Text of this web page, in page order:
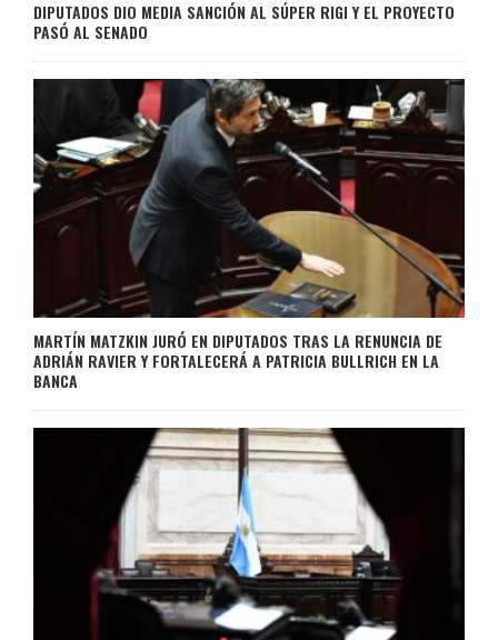
DIPUTADOS DIO MEDIA SANCIÓN AL SÚPER RIGI Y EL PROYECTO
PASÓ AL SENADO
MARTÍN MATZKIN JURÓ EN DIPUTADOS TRAS LA RENUNCIA DE
ADRIÁN RAVIER Y FORTALECERÁ A PATRICIA BULLRICH EN LA
BANCA